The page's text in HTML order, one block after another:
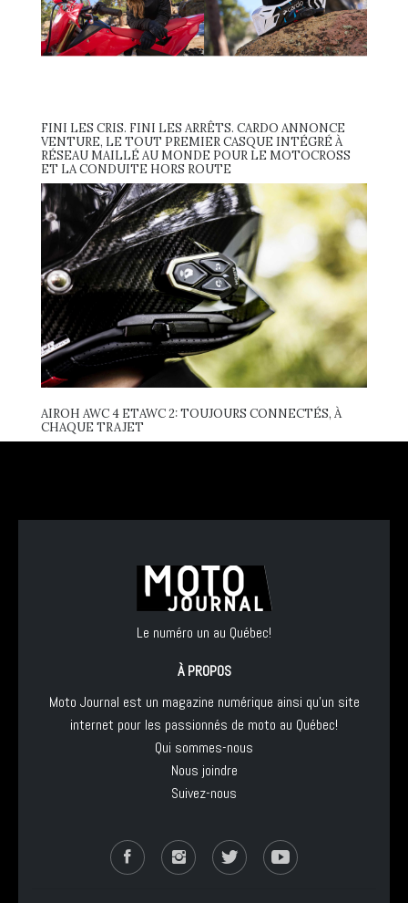
FINI LES CRIS. FINI LES ARRÊTS. CARDO ANNONCE
VENTURE, LE TOUT PREMIER CASQUE INTÉGRÉ À
RÉSEAU MAILLÉ AU MONDE POUR LE MOTOCROSS
ET LA CONDUITE HORS ROUTE
AIROH AWC 4 ETAWC 2: TOUJOURS CONNECTÉS, À
CHAQUE TRAJET
Le numéro un au Québec!
À PROPOS
Moto Journal est un magazine numérique ainsi qu'un site
internet pour les passionnés de moto au Québec!
Qui sommes-nous
Nous joindre
Suivez-nous